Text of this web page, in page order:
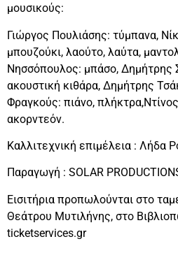
μουσικούς:
Γιώργος Πουλιάσης: τύμπανα,
μπουζούκι, λαούτο, λαύτα,
Νησσόπουλος: μπάσο, Δημήτρης
ακουστική κιθάρα, Δημήτρης
Φραγκούς: πιάνο,
ακορντεόν.
Καλλιτεχνική επιμέλεια : Λήδα
Παραγωγή : SOLAR
Εισιτήρια προπωλούνται στο
Θεάτρου Μυτιλήνης, στο
ticketservices.gr